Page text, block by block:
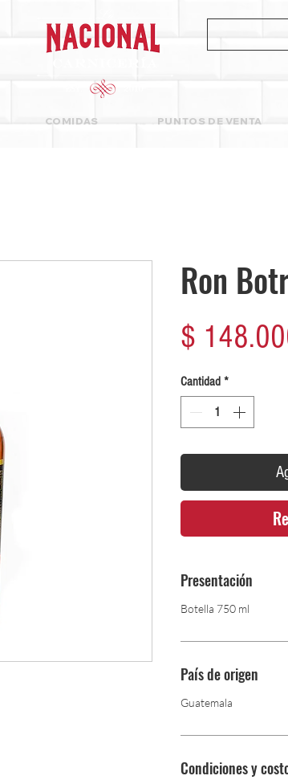
COMIDAS PUNTOS DE VENTA
Ron
$
Cantidad *
Presentación
Botella 750 ml
País de origen
Guatemala
Condiciones y